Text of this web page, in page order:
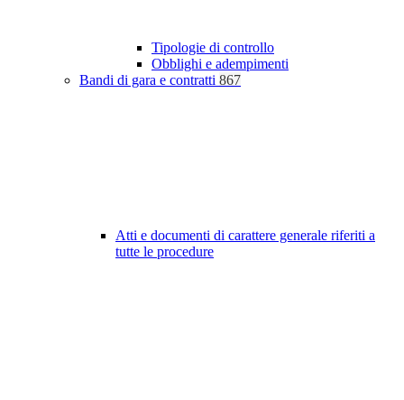
Tipologie di controllo
Obblighi e adempimenti
Bandi di gara e contratti 867
Atti e documenti di carattere generale riferiti a
tutte le procedure